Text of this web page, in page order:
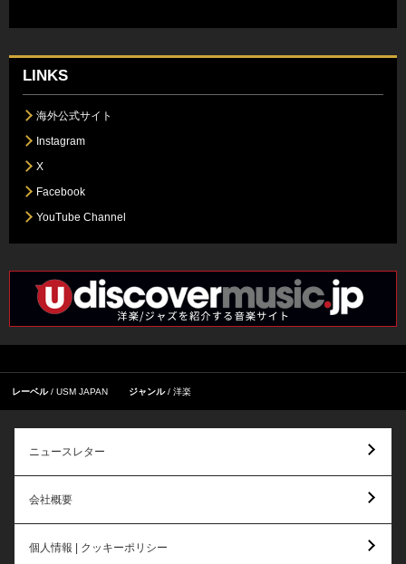
LINKS
海外公式サイト
Instagram
X
Facebook
YouTube Channel
レーベル USM JAPAN ジャンル 洋楽
ニュースレター
会社概要
個人情報 | クッキーポリシー